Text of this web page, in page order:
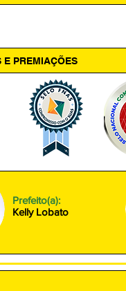
E PREMIAÇÕES
Prefeito(a):
Kelly Lobato